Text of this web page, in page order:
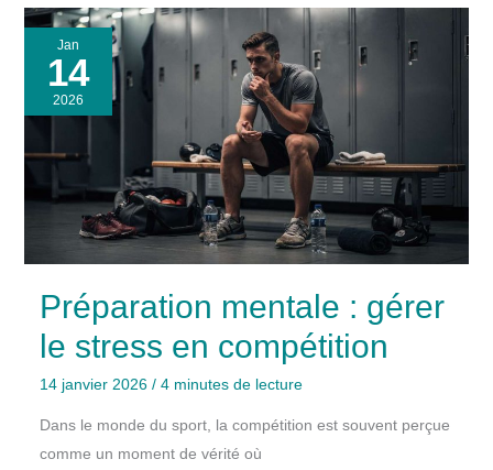
Jan
14
2026
Préparation mentale : gérer
le stress en compétition
14 janvier 2026 / 4 minutes de lecture
Dans le monde du sport, la compétition est souvent perçue
comme un moment de vérité où